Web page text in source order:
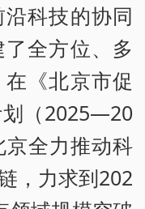
科技的协同
全方位、多
《北京市促
（2025—20
全力推动科
，力求到202